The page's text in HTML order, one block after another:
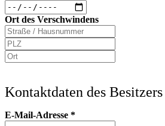
Ort des Verschwindens
Kontaktdaten des Besitzers
E-Mail-Adresse *